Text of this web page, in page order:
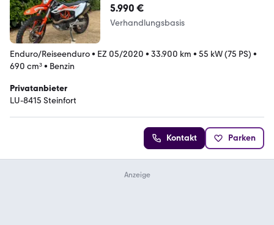
5.990 €
Verhandlungsbasis
Enduro/Reiseenduro• EZ 05/2020 • 33.900 km • 55 kW (75 PS) •
690 cm³• Benzin
Privatanbieter
LU-8415 Steinfort
Kontakt Parken